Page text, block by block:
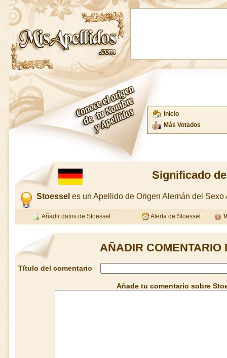
Inicio
Más Votados
Significado
Stoessel es un Apellido de Origen Alemán del Sexo
Añadir datos de Stoessel Alerta de Stoessel
AÑADIR COMENTARIO
Título del comentario
Añade tu comentario sobre